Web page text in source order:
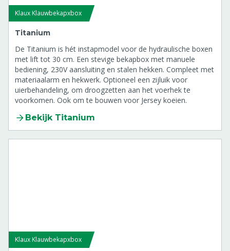
Klaux Klauwbekapxbox
Titanium
De Titanium is hét instapmodel voor de hydraulische boxen
met lift tot 30 cm. Een stevige bekapbox met manuele
bediening, 230V aansluiting en stalen hekken. Compleet met
materiaalarm en hekwerk. Optioneel een zijluik voor
uierbehandeling, om droogzetten aan het voerhek te
voorkomen. Ook om te bouwen voor Jersey koeien.
Bekijk Titanium
Klaux Klauwbekapxbox